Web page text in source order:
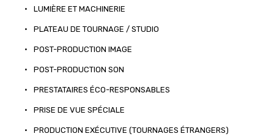
• LUMIÈRE ET MACHINERIE
• PLATEAU DE TOURNAGE / STUDIO
• POST-PRODUCTION IMAGE
• POST-PRODUCTION SON
• PRESTATAIRES ÉCO-RESPONSABLES
• PRISE DE VUE SPÉCIALE
• PRODUCTION EXÉCUTIVE (TOURNAGES ÉTRANGERS)